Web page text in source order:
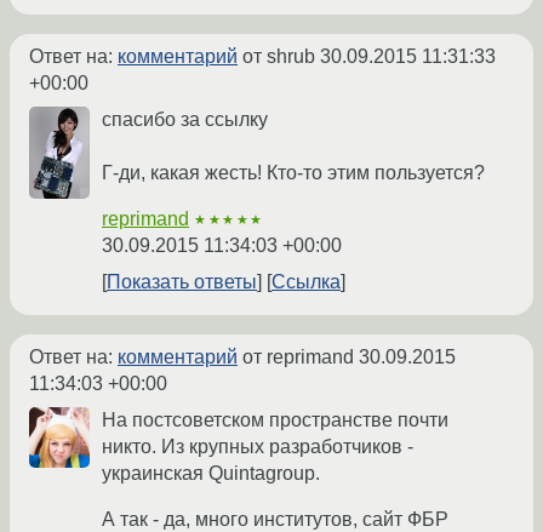
Ответ на: комментарий от shrub 30.09.2015 11:31:33
+00:00
спасибо за ссылку
Г-ди, какая жесть! Кто-то этим пользуется?
reprimand ★★★★★
30.09.2015 11:34:03 +00:00
Показать ответы
Ссылка
Ответ на: комментарий от reprimand 30.09.2015
11:34:03 +00:00
На постсоветском пространстве почти
никто. Из крупных разработчиков -
украинская Quintagroup.
А так - да, много институтов, сайт ФБР